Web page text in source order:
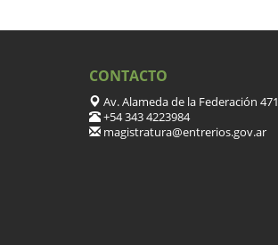
CONTACTO
Av. Alameda de la Federación 471
+54 343 4223984
magistratura@entrerios.gov.ar